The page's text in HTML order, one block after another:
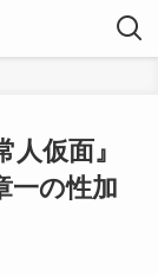
人仮面』
一の性加